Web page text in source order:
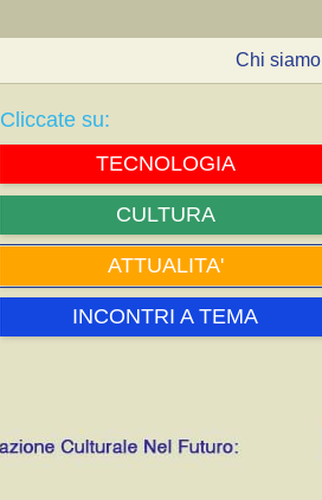
Chi siamo
Cliccate su:
TECNOLOGIA
CULTURA
ATTUALITA'
INCONTRI A TEMA